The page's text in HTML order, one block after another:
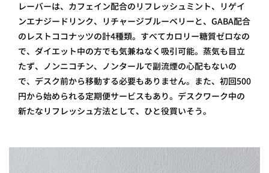
レーバーは、カフェイン配合のリフレッシュミント、リゲイ
ンエナジードリンク、リチャージブルーベリーと、GABA配合
のレストココナッツの計4種類。すべてカロリー糖質ゼロなの
で、ダイエット中の方でも気兼ねなく吸引可能。蒸気も目立
たず、ノンニコチン、ノンタールで 副流煙の心配もないの
で、デスク前から移動する必要もありません。また、初回500
円から始められる定期便サービスもあり。デスクワーク中の
新たなリフレッシュ方法として、ひと役買いそう。